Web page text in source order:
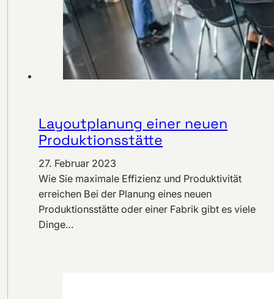
Layoutplanung einer neuen
Produktionsstätte
27. Februar 2023
Wie Sie maximale Effizienz und Produktivität
erreichen Bei der Planung eines neuen
Produktionsstätte oder einer Fabrik gibt es viele
Dinge…